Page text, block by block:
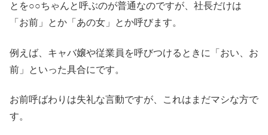
とを○○ちゃんと呼ぶのが普通なのですが、社長だけは
「お前」とか「あの女」とか呼びます。
例えば、キャバ嬢や従業員を呼びつけるときに「おい、お
前」といった具合にです。
お前呼ばわりは失礼な言動ですが、これはまだマシな方で
す。